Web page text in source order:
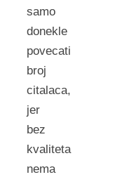
samo
donekle
povecati
broj
citalaca,
jer
bez
kvaliteta
nema